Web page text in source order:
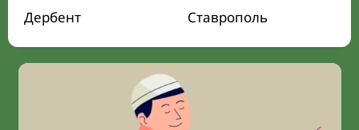
Дербент
Ставрополь